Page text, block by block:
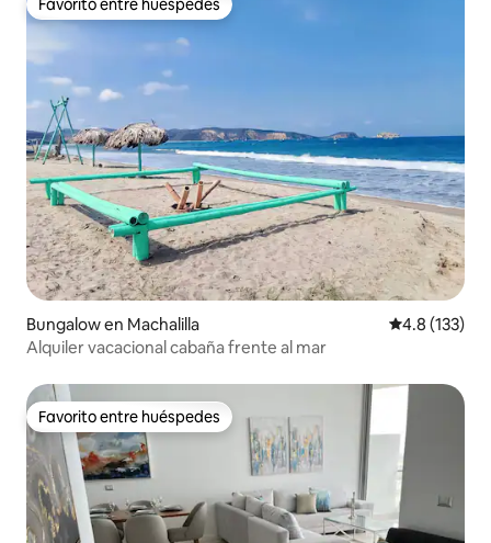
Favorito entre huéspedes
Favorito entre huéspedes
Bungalow en Machalilla Calificación
4.8 (133)
Alquiler vacacional cabaña frente al mar
Favorito entre huéspedes
Favorito entre huéspedes